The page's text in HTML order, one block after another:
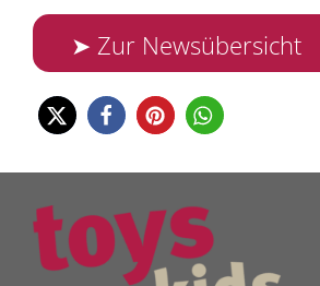
➤ Zur Newsübersicht